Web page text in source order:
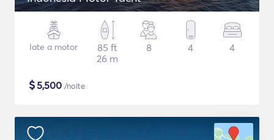
Iate a motor
85 ft
26 m
8 4 4
$5,500 /noite